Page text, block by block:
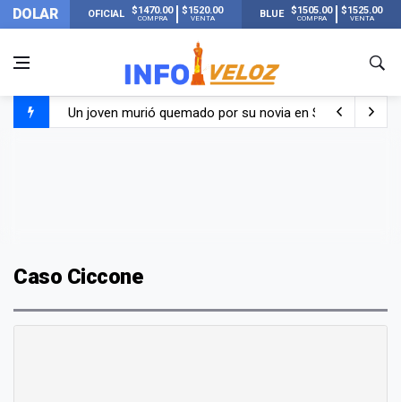
DOLAR OFICIAL $1470.00
COMPRA
$1520.00
VENTA BLUE $1505.00
COMPRA
$1525.00
VENTA
Un joven murió quemado por su novia en San Luis:
Caso Ciccone